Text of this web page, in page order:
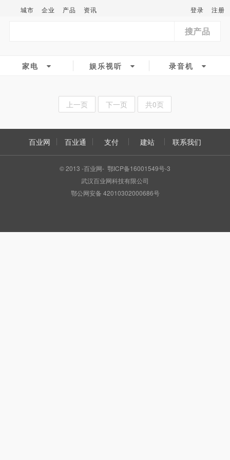
城市 企业 产品 资讯 登录 注册
搜产品
家电 娱乐视听 录音机
上一页 下一页 共0页
百业网 百业通 支付 建站 联系我们
© 2013 -百业网- 鄂ICP备16001549号-3
武汉百业网科技有限公司
鄂公网安备 42010302000686号